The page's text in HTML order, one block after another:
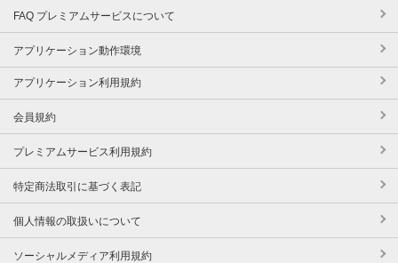
FAQ プレミアムサービスについて
アプリケーション動作環境
アプリケーション利用規約
会員規約
プレミアムサービス利用規約
特定商法取引に基づく表記
個人情報の取扱いについて
ソーシャルメディア利用規約